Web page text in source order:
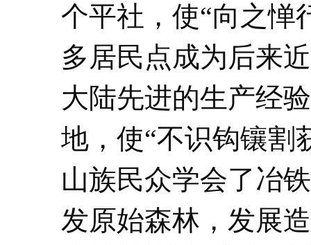
个平社，使“向之惮
多居民点成为后来
大陆先进的生产经
地，使“不识钩镶割
山族民众学会了冶
发原始森林，发展